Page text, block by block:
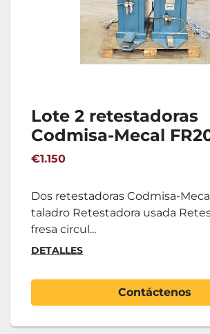
Lote 2 retestadoras
Codmisa-Mecal
€1.150
Dos retestadoras Codmisa-
taladro Retestadora usada
fresa circul...
DETALLES
Contáctenos